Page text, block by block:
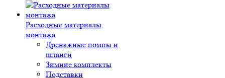
Расходные материалы
монтажа
Дренажные помпы и
шланги
Зимние комплекты
Подставки